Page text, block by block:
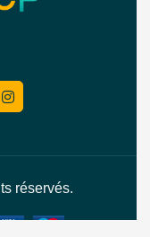
réservés.